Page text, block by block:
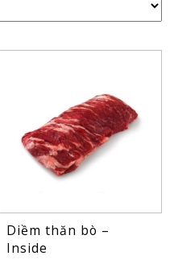
Diềm thăn bò –
Inside